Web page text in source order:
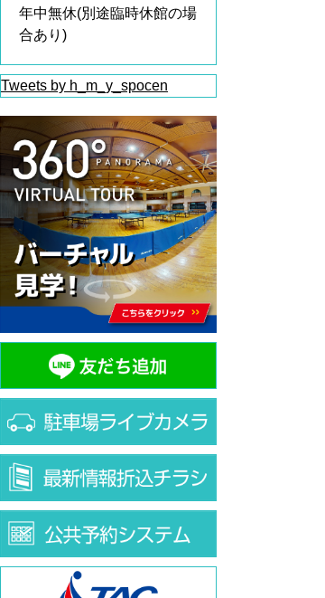
年中無休(別途臨時休館の場
合あり)
Tweets by h_m_y_spocen